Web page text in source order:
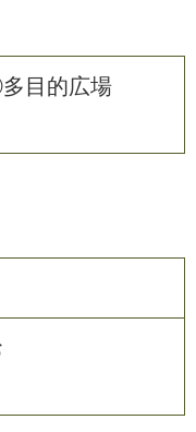
目的広場